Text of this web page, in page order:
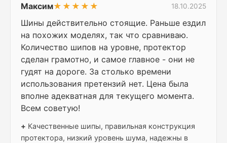
Максим★★★★★ 18.10.2025
Шины действительно стоящие. Раньше ездил
на похожих моделях, так что сравниваю.
Количество шипов на уровне, протектор
сделан грамотно, и самое главное - они не
гудят на дороге. За столько времени
использования претензий нет. Цена была
вполне адекватная для текущего момента.
Всем советую!
+ Качественные шипы, правильная конструкция
протектора, низкий уровень шума, надежны в